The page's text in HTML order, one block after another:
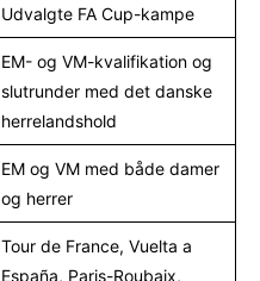
Udvalgte FA Cup-kampe
EM- og VM-kvalifikation og
slutrunder med det danske
herrelandshold
EM og VM med både damer
og herrer
Tour de France, Vuelta a
España, Paris-Roubaix,